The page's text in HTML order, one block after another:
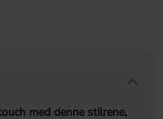
med denne stilrene,